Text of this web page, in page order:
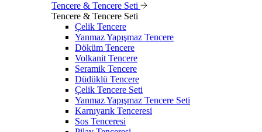
Tencere & Tencere Seti
Tencere & Tencere Seti
Çelik Tencere
Yanmaz Yapışmaz Tencere
Döküm Tencere
Volkanit Tencere
Seramik Tencere
Düdüklü Tencere
Çelik Tencere Seti
Yanmaz Yapışmaz Tencere Seti
Karnıyarık Tenceresi
Sos Tenceresi